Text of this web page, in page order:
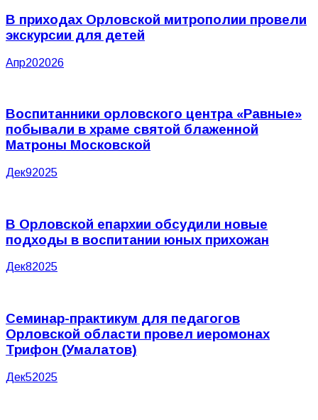
В приходах Орловской митрополии провели
экскурсии для детей
Апр202026
Воспитанники орловского центра «Равные»
побывали в храме святой блаженной
Матроны Московской
Дек92025
В Орловской епархии обсудили новые
подходы в воспитании юных прихожан
Дек82025
Семинар-практикум для педагогов
Орловской области провел иеромонах
Трифон (Умалатов)
Дек52025